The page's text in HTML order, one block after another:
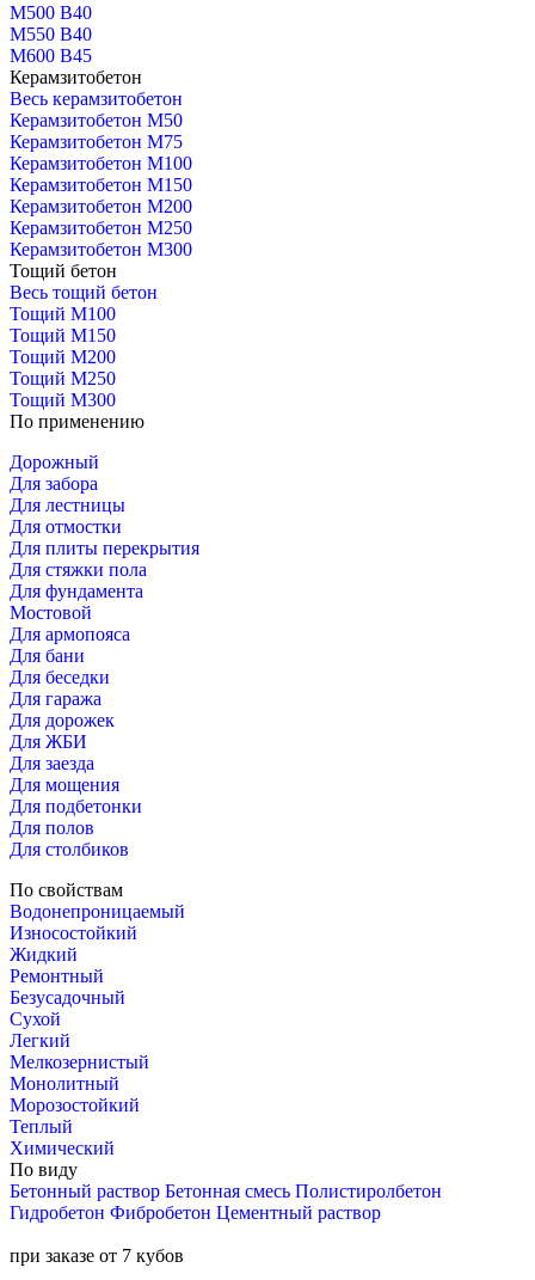
М500 В40
М550 В40
М600 В45
Керамзитобетон
Весь керамзитобетон
Керамзитобетон М50
Керамзитобетон М75
Керамзитобетон М100
Керамзитобетон М150
Керамзитобетон М200
Керамзитобетон М250
Керамзитобетон М300
Тощий бетон
Весь тощий бетон
Тощий М100
Тощий М150
Тощий М200
Тощий М250
Тощий М300
По применению
Дорожный
Для забора
Для лестницы
Для отмостки
Для плиты перекрытия
Для стяжки пола
Для фундамента
Мостовой
Для армопояса
Для бани
Для беседки
Для гаража
Для дорожек
Для ЖБИ
Для заезда
Для мощения
Для подбетонки
Для полов
Для столбиков
По свойствам
Водонепроницаемый
Износостойкий
Жидкий
Ремонтный
Безусадочный
Сухой
Легкий
Мелкозернистый
Монолитный
Морозостойкий
Теплый
Химический
По виду
Бетонный раствор Бетонная смесь Полистиролбетон
Гидробетон Фибробетон Цементный раствор
при заказе от 7 кубов